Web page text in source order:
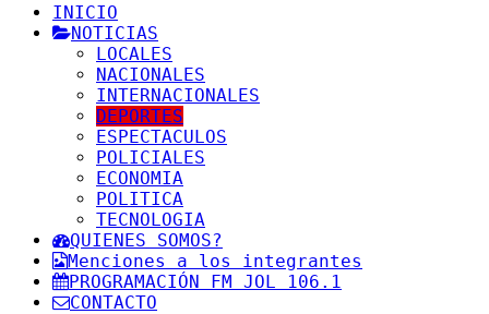
INICIO
NOTICIAS
LOCALES
NACIONALES
INTERNACIONALES
DEPORTES
ESPECTACULOS
POLICIALES
ECONOMIA
POLITICA
TECNOLOGIA
QUIENES SOMOS?
Menciones a los integrantes
PROGRAMACIÓN FM JOL 106.1
CONTACTO